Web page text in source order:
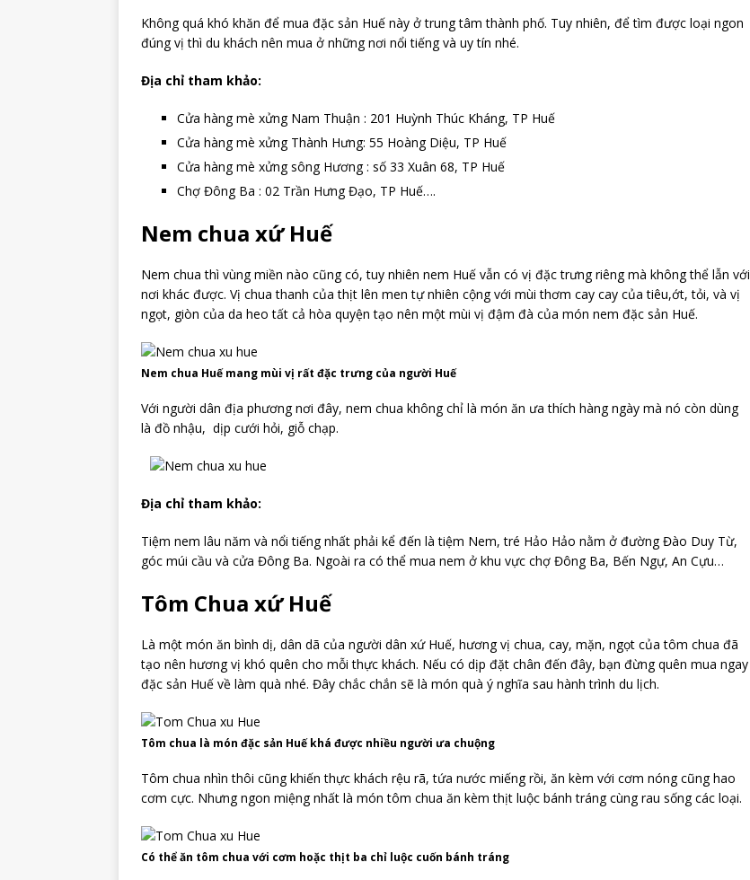
Không quá khó khăn để mua đặc sản Huế này ở trung tâm thành phố. Tuy nhiên, để tìm được loại ngon
đúng vị thì du khách nên mua ở những nơi nổi tiếng và uy tín nhé.
Địa chỉ tham khảo:
Cửa hàng mè xửng Nam Thuận : 201 Huỳnh Thúc Kháng, TP Huế
Cửa hàng mè xửng Thành Hưng: 55 Hoàng Diệu, TP Huế
Cửa hàng mè xửng sông Hương : số 33 Xuân 68, TP Huế
Chợ Đông Ba : 02 Trần Hưng Đạo, TP Huế….
Nem chua xứ Huế
Nem chua thì vùng miền nào cũng có, tuy nhiên nem Huế vẫn có vị đặc trưng riêng mà không thể lẫn với
nơi khác được. Vị chua thanh của thịt lên men tự nhiên cộng với mùi thơm cay cay của tiêu,ớt, tỏi, và vị
ngọt, giòn của da heo tất cả hòa quyện tạo nên một mùi vị đậm đà của món nem đặc sản Huế.
Nem chua Huế mang mùi vị rất đặc trưng của người Huế
Với người dân địa phương nơi đây, nem chua không chỉ là món ăn ưa thích hàng ngày mà nó còn dùng
là đồ nhậu, dịp cưới hỏi, giỗ chạp.
Địa chỉ tham khảo:
Tiệm nem lâu năm và nổi tiếng nhất phải kể đến là tiệm Nem, tré Hảo Hảo nằm ở đường Đào Duy Từ,
góc múi cầu và cửa Đông Ba. Ngoài ra có thể mua nem ở khu vực chợ Đông Ba, Bến Ngự, An Cựu…
Tôm Chua xứ Huế
Là một món ăn bình dị, dân dã của người dân xứ Huế, hương vị chua, cay, mặn, ngọt của tôm chua đã
tạo nên hương vị khó quên cho mỗi thực khách. Nếu có dịp đặt chân đến đây, bạn đừng quên mua ngay
đặc sản Huế về làm quà nhé. Đây chắc chắn sẽ là món quà ý nghĩa sau hành trình du lịch.
Tôm chua là món đặc sản Huế khá được nhiều người ưa chuộng
Tôm chua nhìn thôi cũng khiến thực khách rệu rã, tứa nước miếng rồi, ăn kèm với cơm nóng cũng hao
cơm cực. Nhưng ngon miệng nhất là món tôm chua ăn kèm thịt luộc bánh tráng cùng rau sống các loại.
Có thể ăn tôm chua với cơm hoặc thịt ba chỉ luộc cuốn bánh tráng